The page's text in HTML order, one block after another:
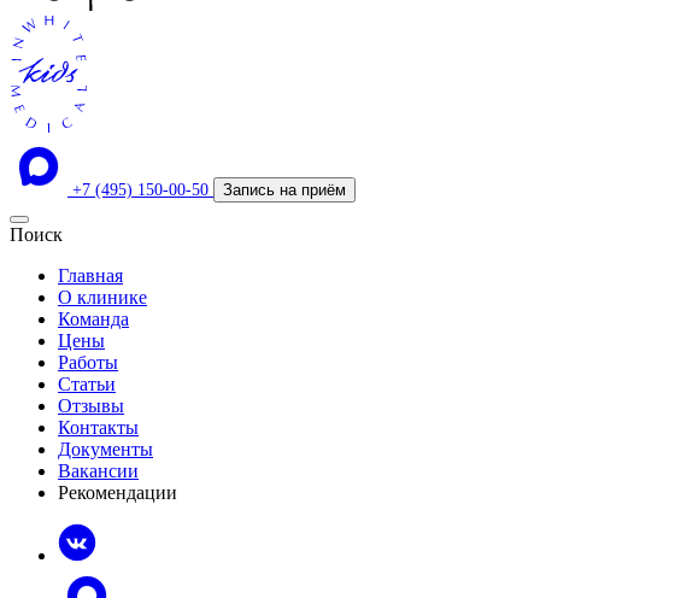
+7 (495) 150-00-50 Запись на приём
Поиск
Главная
О клинике
Команда
Цены
Работы
Статьи
Отзывы
Контакты
Документы
Вакансии
Рекомендации